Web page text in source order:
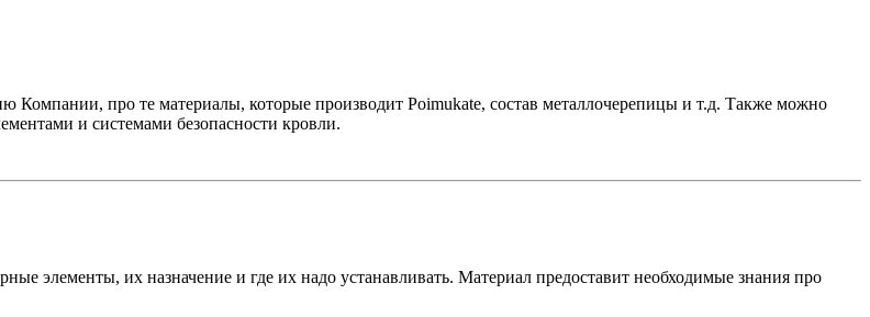
про те материалы, которые производит Poimukate, состав металлочерепицы и т.д. Также можно
и системами безопасности кровли.
элементы, их назначение и где их надо устанавливать. Материал предоставит необходимые знания про